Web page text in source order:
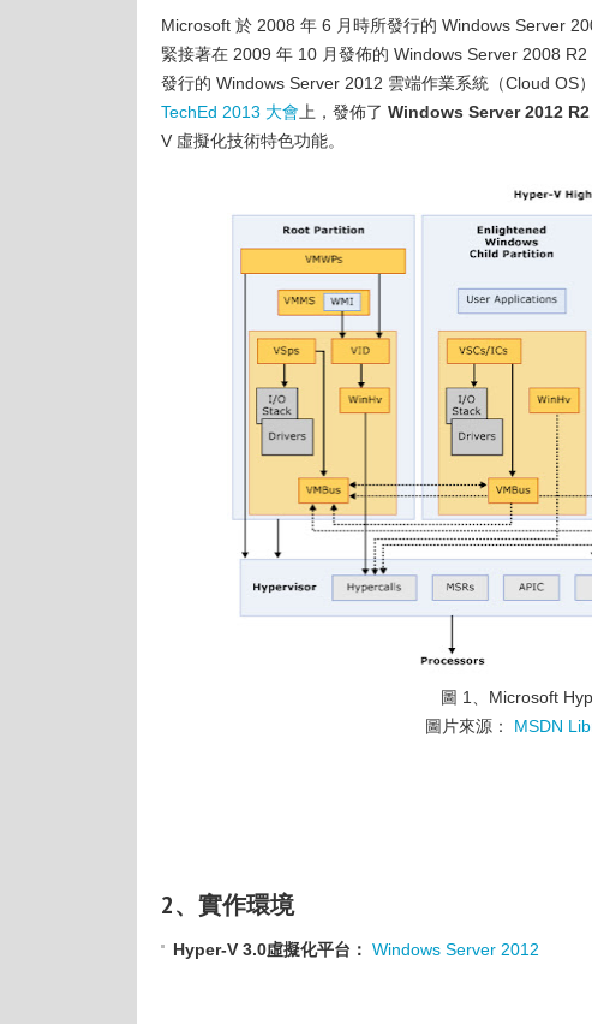
Microsoft 於 2008 年 6 月時所發行的 Windows Server
緊接著在 2009 年 10 月發佈的 Windows Server 2008
發行的 Windows Server 2012 雲端作業系統（Cloud OS
TechEd 2013 大會 上，發佈了 Windows Server 2012 R2
V 虛擬化技術特色功能。
圖 1、Microsoft
圖片來源： MSDN
2、實作環境
Hyper-V 3.0虛擬化平台： Windows Server 2012